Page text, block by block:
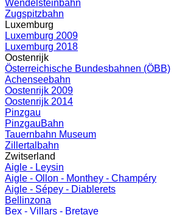
Wendelsteinbahn
Zugspitzbahn
Luxemburg
Luxemburg 2009
Luxemburg 2018
Oostenrijk
Österreichische Bundesbahnen (ÖBB)
Achenseebahn
Oostenrijk 2009
Oostenrijk 2014
Pinzgau
PinzgauBahn
Tauernbahn Museum
Zillertalbahn
Zwitserland
Aigle - Leysin
Aigle - Ollon - Monthey - Champéry
Aigle - Sépey - Diablerets
Bellinzona
Bex - Villars - Bretaye